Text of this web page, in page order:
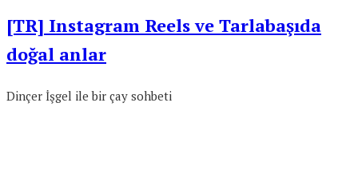
[TR] Instagram Reels ve Tarlabaşıda
doğal anlar
Dinçer İşgel ile bir çay sohbeti